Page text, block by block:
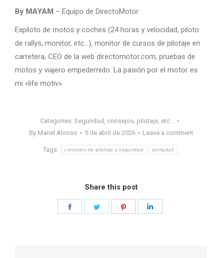
By MAYAM – Equipo de DirectoMotor
Expiloto de motos y coches (24 horas y velocidad, piloto
de rallys, monitor, etc…), monitor de cursos de pilotaje en
carretera, CEO de la web directomotor.com, pruebas de
motos y viajero empedernido. La pasión por el motor es
mi «life motiv».
Categories: Seguridad, consejos, pilotaje, etc...
By Manel Alonso 5 de abril de 2026 Leave a comment
Tags: consejos de pilotaje y seguridad portada3
Share this post